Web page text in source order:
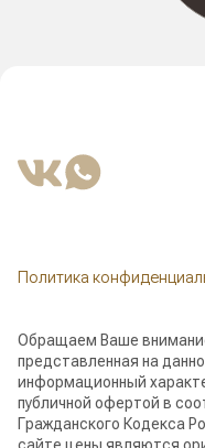
Обращаем Ваше
представленная на
информационный
публичной офертой в
Гражданского Кодекса
сайте цены являются
Политика